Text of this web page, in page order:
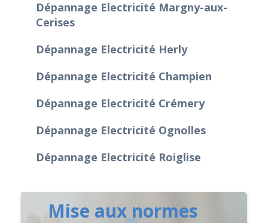
Dépannage Electricité Margny-aux-
Cerises
Dépannage Electricité Herly
Dépannage Electricité Champien
Dépannage Electricité Crémery
Dépannage Electricité Ognolles
Dépannage Electricité Roiglise
Mise aux normes